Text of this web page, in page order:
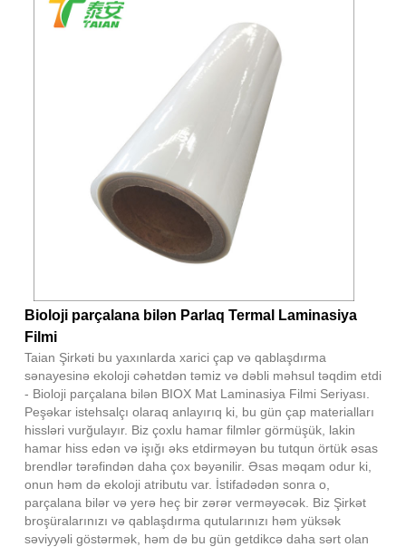
Bioloji parçalana bilən Parlaq Termal Laminasiya
Filmi
Taian Şirkəti bu yaxınlarda xarici çap və qablaşdırma
sənayesinə ekoloji cəhətdən təmiz və dəbli məhsul təqdim etdi
- Bioloji parçalana bilən BIOX Mat Laminasiya Filmi Seriyası.
Peşəkar istehsalçı olaraq anlayırıq ki, bu gün çap materialları
hissləri vurğulayır. Biz çoxlu hamar filmlər görmüşük, lakin
hamar hiss edən və işığı əks etdirməyən bu tutqun örtük əsas
brendlər tərəfindən daha çox bəyənilir. Əsas məqam odur ki,
onun həm də ekoloji atributu var. İstifadədən sonra o,
parçalana bilər və yerə heç bir zərər verməyəcək. Biz Şirkət
broşüralarınızı və qablaşdırma qutularınızı həm yüksək
səviyyəli göstərmək, həm də bu gün getdikcə daha sərt olan